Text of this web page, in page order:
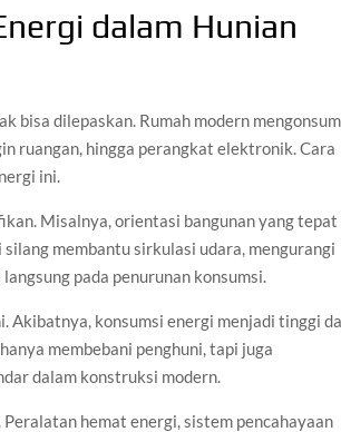
dalam Hunian
bisa dilepaskan. Rumah modern
ruangan, hingga perangkat elektronik. Cara
ini.
Misalnya, orientasi bangunan yang tepat
membantu sirkulasi udara, mengurangi
pada penurunan konsumsi.
Akibatnya, konsumsi energi menjadi tinggi
membebani penghuni, tapi juga
dalam konstruksi modern.
hemat energi, sistem pencahayaan